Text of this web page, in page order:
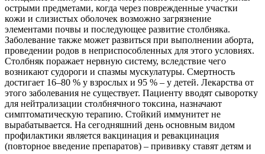
острыми предметами, когда через поврежденные участки
кожи и слизистых оболочек возможно загрязнение
элементами почвы и последующее развитие столбняка.
Заболевание также может развиться при выполнении аборта,
проведении родов в неприспособленных для этого условиях.
Столбняк поражает нервную систему, вследствие чего
возникают судороги и спазмы мускулатуры. Смертность
достигает 16–80 % у взрослых и 95 % – у детей. Лекарства от
этого заболевания не существует. Пациенту вводят сыворотку
для нейтрализации столбнячного токсина, назначают
симптоматическую терапию. Стойкий иммунитет не
вырабатывается. На сегодняшний день основным видом
профилактики является вакцинация и ревакцинация
(повторное введение препаратов) – прививку ставят детям и